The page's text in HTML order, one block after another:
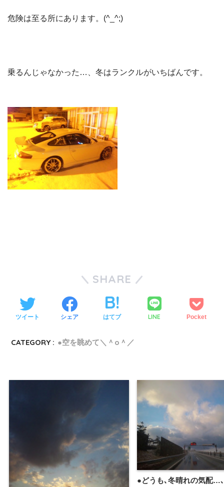
危険は至る所にあります。(^_^;)
乗るんじゃなかった…、冬はランクルがいちばんです。
SHARE
ツイート シェア はてブ LINE Pocket
CATEGORY : ●空を眺めて＼＾o＾／
●どうも､冬晴れの気配…